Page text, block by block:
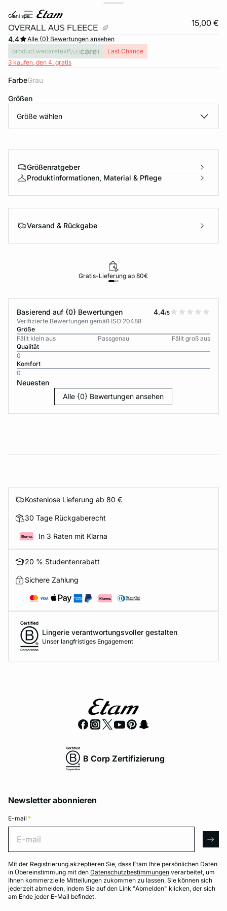
giani spe
OVERALL AUS FLEECE 15,00 €
4.4
Alle {0} Bewertungen ansehen
product.wecaretext
Last Chance
3 kaufen, den 4. gratis
Farbe grau
Größen
Größe wählen
Größenratgeber
Produktinformationen, Material & Pflege
Versand & Rückgabe
Gratis-Lieferung ab 80€
Basierend auf {0} Bewertungen 4.4/5
Verifizierte Bewertungen gemäß ISO 20488
Größe
Fällt klein aus
Passgenau
Fällt groß aus
Qualität
0
Komfort
0
Neuesten
Alle {0} Bewertungen ansehen
Kostenlose Lieferung ab 80 €
30 Tage Rückgaberecht
In 3 Raten mit Klarna
20 % Studentenrabatt
Sichere Zahlung
Lingerie verantwortungsvoller gestalten
Unser langfristiges Engagement
B Corp Zertifizierung
Newsletter abonnieren
E-mail *
Mit der Registrierung akzeptieren Sie, dass Etam Ihre persönlichen Daten
in Übereinstimmung mit den Datenschutzbestimmungen verarbeitet, um
Ihnen kommerzielle Mitteilungen zukommen zu lassen. Sie können sich
jederzeit abmelden, indem Sie auf den Link "Abmelden" klicken, der sich
am Ende jeder E-Mail befindet.